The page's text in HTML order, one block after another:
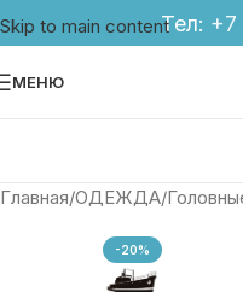
Skip to main contentТел: +7
МЕНЮ
Главная ОДЕЖДА
-20%